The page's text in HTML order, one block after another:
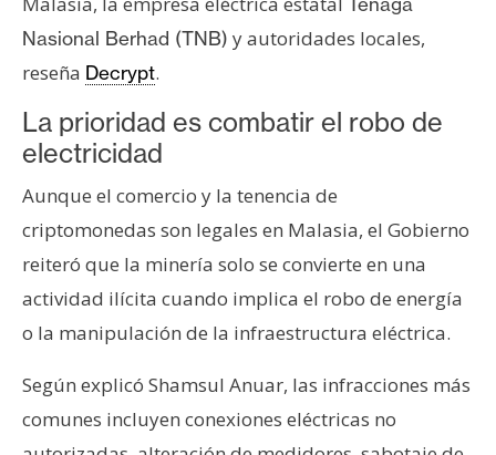
t
a
c
t
o
y
P
u
b
c
i
a
d
Nasional Berhad (TNB) y autoridades locales,
reseña Decrypt.
La prioridad es combatir el robo de
electricidad
Aunque el comercio y la tenencia de
criptomonedas son legales en Malasia, el Gobierno
reiteró que la minería solo se convierte en una
actividad ilícita cuando implica el robo de energía
o la manipulación de la infraestructura eléctrica.
Según explicó Shamsul Anuar, las infracciones más
comunes incluyen conexiones eléctricas no